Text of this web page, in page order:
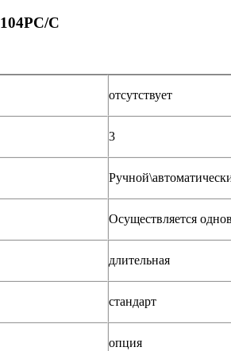
C
отсутствует
3
Осуществляется
длительная
стандарт
опция